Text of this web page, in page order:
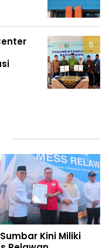
Sumbar Kini Miliki